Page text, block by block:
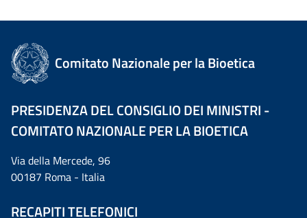
Comitato Nazionale per la Bioetica
PRESIDENZA DEL CONSIGLIO DEI MINISTRI -
COMITATO NAZIONALE PER LA BIOETICA
Via della Mercede, 96
00187 Roma - Italia
RECAPITI TELEFONICI